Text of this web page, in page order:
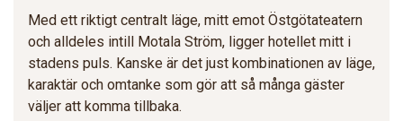
Med ett riktigt centralt läge, mitt emot Östgötateatern
och alldeles intill Motala Ström, ligger hotellet mitt i
stadens puls. Kanske är det just kombinationen av läge,
karaktär och omtanke som gör att så många gäster
väljer att komma tillbaka.